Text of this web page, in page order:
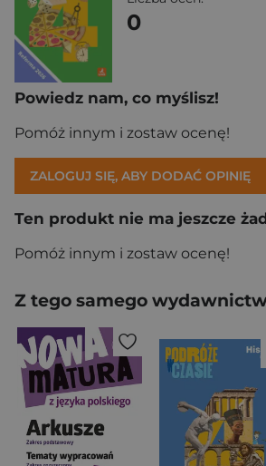
0
Powiedz nam, co myślisz!
Pomóż innym i zostaw ocenę!
ZALOGUJ SIĘ, ABY DODAĆ OPINIĘ
Ten produkt nie ma jeszcze
Pomóż innym i zostaw ocenę!
Z tego samego